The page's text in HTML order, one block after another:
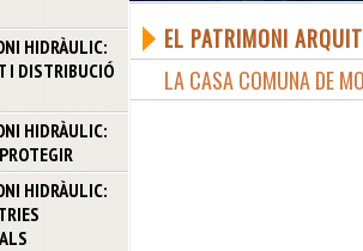
HIDRÀULIC:
I DISTRIBUCIÓ
HIDRÀULIC:
HIDRÀULIC:
EL PATRIMONI
LA CASA COMUNA DE